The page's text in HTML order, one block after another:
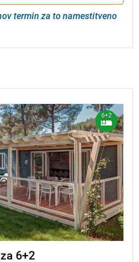
termin za to namestitveno
6+2
6+2